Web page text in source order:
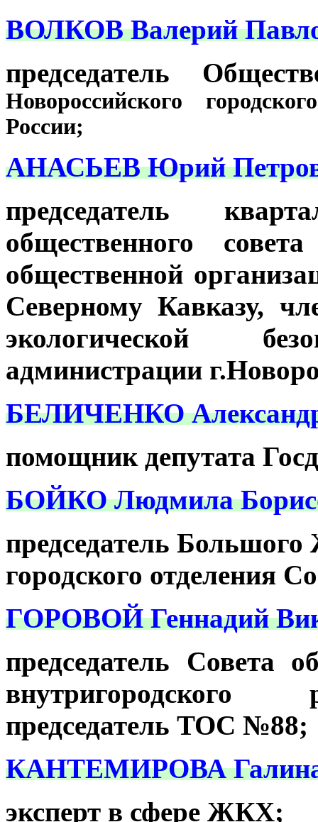
ВОЛКОВ Валерий
председатель
Новороссийского
России;
АНАСЬЕВ Юрий
председатель
общественного
общественной
Северному Кавказу,
экологической
администрации
БЕЛИЧЕНКО Александр
помощник депутата
БОЙКО Людмила
председатель
городского отделения
ГОРОВОЙ Геннадий
председатель Совета
внутригородского
председатель ТОС №88;
КАНТЕМИРОВА Галина
эксперт в сфере ЖКХ;